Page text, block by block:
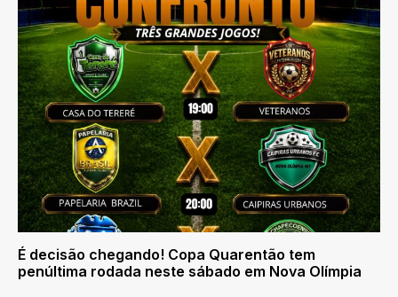
É decisão chegando! Copa Quarentão tem
penúltima rodada neste sábado em Nova Olímpia